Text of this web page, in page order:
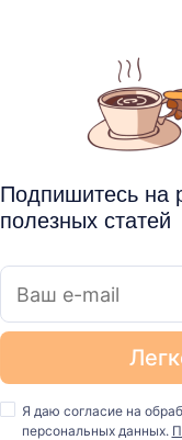
Подпишитесь на
полезных статей
Я даю согласие на
персональных данных.